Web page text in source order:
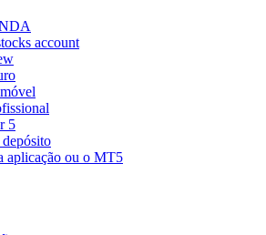
account
5
aplicação ou o MT5